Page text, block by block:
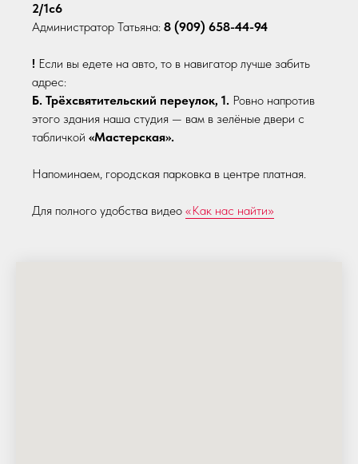
2/1с6
Администратор Татьяна: 8 (909) 658-44-94
! Если вы едете на авто, то в навигатор лучше забить
адрес:
Б. Трёхсвятительский переулок, 1. Ровно напротив
этого здания наша студия — вам в зелёные двери с
табличкой «Мастерская».
Напоминаем, городская парковка в центре платная.
Для полного удобства видео «Как нас найти»